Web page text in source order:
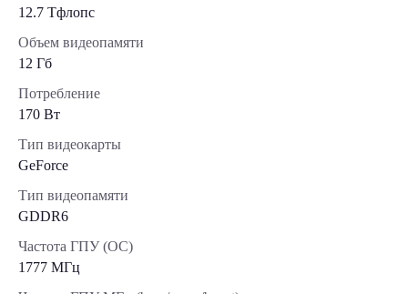
12.7 Тфлопс
Объем видеопамяти
12 Гб
Потребление
170 Вт
Тип видеокарты
GeForce
Тип видеопамяти
GDDR6
Частота ГПУ (OC)
1777 МГц